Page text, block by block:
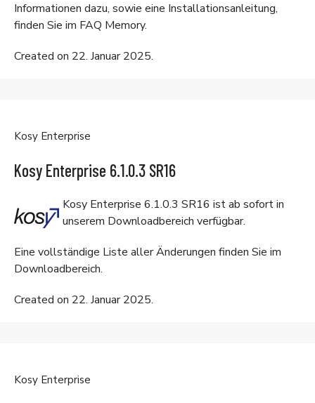
Informationen dazu, sowie eine Installationsanleitung,
finden Sie im FAQ Memory.
Created on 22. Januar 2025.
Kosy Enterprise
Kosy Enterprise 6.1.0.3 SR16
Kosy Enterprise 6.1.0.3 SR16 ist ab sofort in
unserem Downloadbereich verfügbar.
Eine vollständige Liste aller Änderungen finden Sie im
Downloadbereich.
Created on 22. Januar 2025.
Kosy Enterprise